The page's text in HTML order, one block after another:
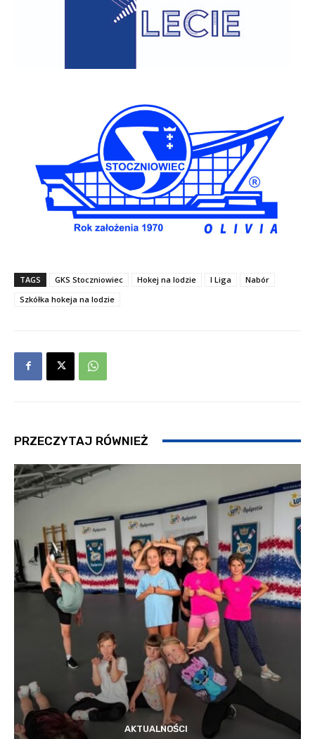
TAGS GKS Stoczniowiec Hokej na lodzie I Liga
Nabór
Szkółka hokeja na lodzie
PRZECZYTAJ RÓWNIEŻ
AKTUALNOŚCI